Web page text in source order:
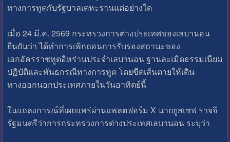
ทางการทูตกับรัฐบาลเตหะรานแต่อย่างใด
เมื่อ 24 มี.ค. 2569 กระทรวงการต่างประเทศของเลบานอน
ยืนยันว่า ได้ทำการเพิกถอนการรับรองสถานะของ
เอกอัครราชทูตอิหร่านประจำเลบานอน ฐานละเมิดธรรมเนียม
ปฏิบัติและพันธกรณีทางการทูต โดยขีดเส้นตายให้เดิน
ทางออกนอกประเทศภายในวันอาทิตย์นี้
ในแถลงการณ์ที่เผยแพร่ผ่านแพลตฟอร์ม X นายยูสเซฟ ราจจี
รัฐมนตรีว่าการกระทรวงการต่างประเทศเลบานอน ระบุว่า